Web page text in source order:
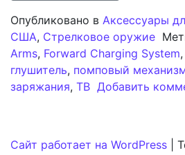
Опубликовано в Аксессуары
США, Стрелковое оружие
Arms, Forward Charging System,
глушитель, помповый
заряжания, ТВ Добавить
Сайт работает на WordPress